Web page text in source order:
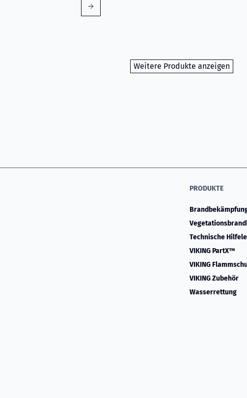
Weitere Produkte anzeigen
PRODUKTE
Technische
VIKING PartX™
VIKING
VIKING Zubehör
Wasserrettung